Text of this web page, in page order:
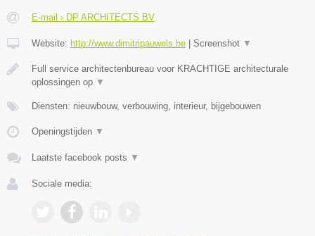
E-mail › DP ARCHITECTS BV
Website: http://www.dimitripauwels.be Screenshot ▼
Full service architectenbureau voor KRACHTIGE architecturale
oplossingen op ▼
Diensten: nieuwbouw, verbouwing, interieur, bijgebouwen
Openingstijden ▼
Laatste facebook posts ▼
Sociale media: